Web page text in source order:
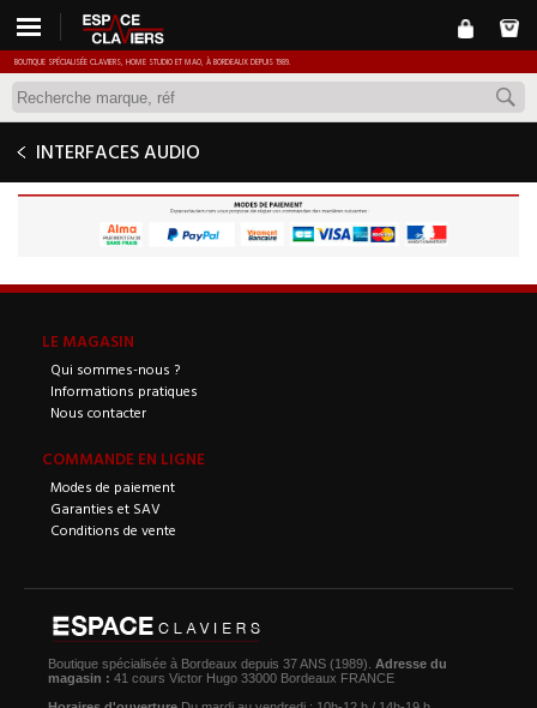
BOUTIQUE SPÉCIALISÉE CLAVIERS, HOME STUDIO ET MAO, À BORDEAUX DEPUIS 1989.
INTERFACES AUDIO
LE MAGASIN
Qui sommes-nous ?
Informations pratiques
Nous contacter
COMMANDE EN LIGNE
Modes de paiement
Garanties et SAV
Conditions de vente
Boutique spécialisée à Bordeaux depuis 37 ANS (1989). Adresse du
magasin : 41 cours Victor Hugo 33000 Bordeaux FRANCE